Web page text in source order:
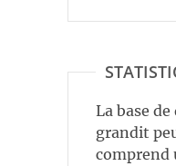
La base
grandit
comprend